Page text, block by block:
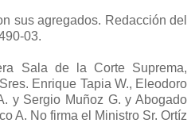
sus agregados. Redacción del
03.
Sala de la Corte Suprema,
Enrique Tapia W., Eleodoro
y Sergio Muñoz G. y Abogado
A. No firma el Ministro Sr. Ortíz